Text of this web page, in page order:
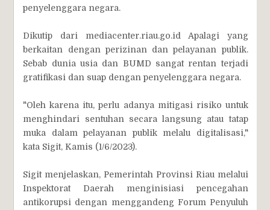
penyelenggara negara.
Dikutip dari mediacenter.riau.go.id Apalagi yang
berkaitan dengan perizinan dan pelayanan publik.
Sebab dunia usia dan BUMD sangat rentan terjadi
gratifikasi dan suap dengan penyelenggara negara.
"Oleh karena itu, perlu adanya mitigasi risiko untuk
menghindari sentuhan secara langsung atau tatap
muka dalam pelayanan publik melalu digitalisasi,"
kata Sigit, Kamis (1/6/2023).
Sigit menjelaskan, Pemerintah Provinsi Riau melalui
Inspektorat Daerah menginisiasi pencegahan
antikorupsi dengan menggandeng Forum Penyuluh